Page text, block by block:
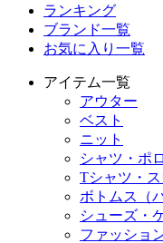
ランキング
ブランド一覧
お気に入り一覧
アイテム一覧
アウター
ベスト
ニット
シャツ・ポ
Tシャツ・
ボトムス（
シューズ・
ファッショ